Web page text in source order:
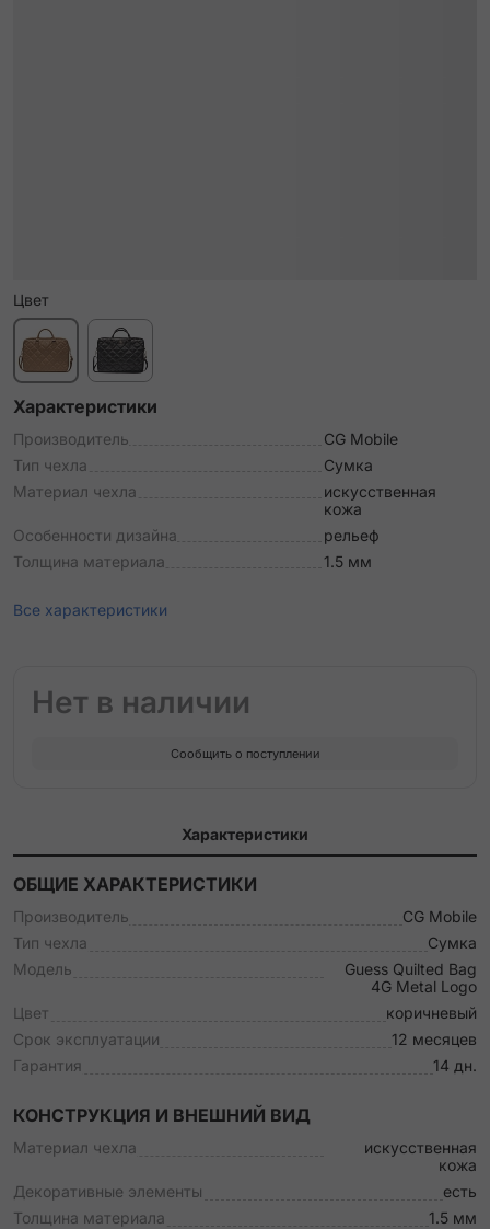
Цвет
Характеристики
Производитель
CG Mobile
Тип чехла
Сумка
Материал чехла
искусственная
кожа
Особенности дизайна
рельеф
Толщина материала
1.5 мм
Все характеристики
Нет в наличии
Сообщить о поступлении
Характеристики
ОБЩИЕ ХАРАКТЕРИСТИКИ
Производитель
CG Mobile
Тип чехла
Сумка
Модель
Guess Quilted Bag
4G Metal Logo
Цвет
коричневый
Срок эксплуатации
12 месяцев
Гарантия
14 дн.
КОНСТРУКЦИЯ И ВНЕШНИЙ ВИД
Материал чехла
искусственная
кожа
Декоративные элементы
есть
Толщина материала
1.5 мм